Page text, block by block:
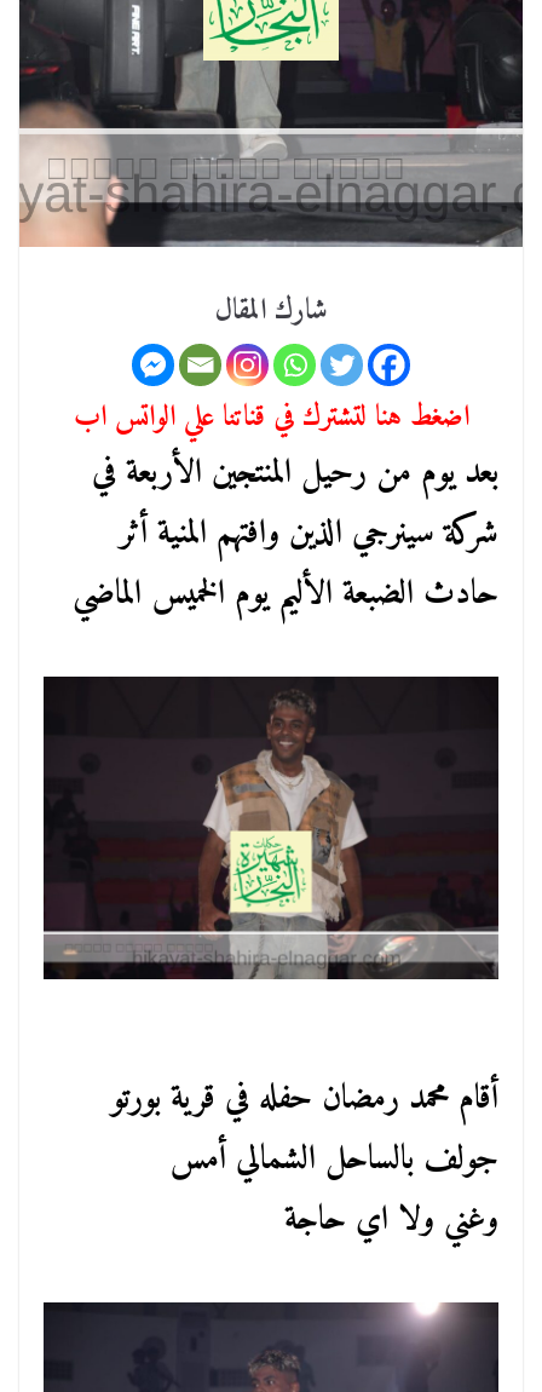
شارك المقال
اضغط هنا لتشترك في قناتنا علي الواتس اب
بعد يوم من رحيل المنتجين الأربعة في
شركة سينرجي الذين وافتهم المنية أثر
حادث الضبعة الأليم يوم الخميس الماضي
أقام محمد رمضان حفله في قرية بورتو
جولف بالساحل الشمالي أمس
وغني ولا اي حاجة